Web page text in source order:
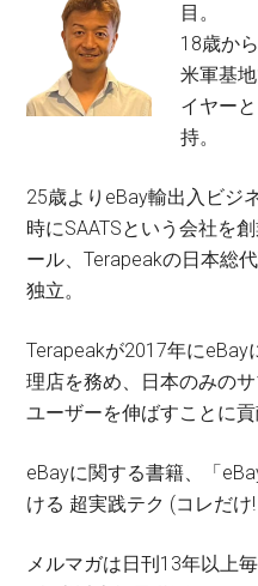
目。
18歳か
米軍基
イヤー
持。
25歳よりeBay輸出入ビジ
時にSAATSという会社を
ール、Terapeakの日本総
独立。
Terapeakが2017年に
理店を務め、日本のみの
ユーザーを伸ばすことに貢
eBayに関する書籍、「
ける 超実践テク (コレだけ
メルマガは日刊13年以上